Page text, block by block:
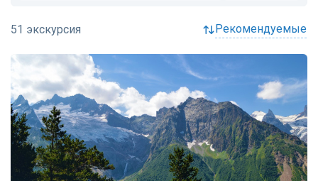
рекомендуемые